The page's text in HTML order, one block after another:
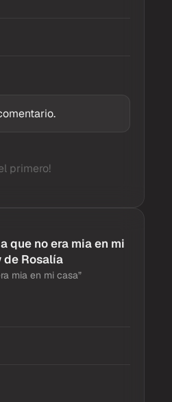
primero!
que no era mia en mi
de Rosalía
mia en mi casa”